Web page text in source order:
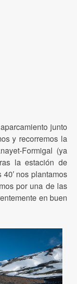
junto
y recorremos la
Formigal (ya
la estación de
nos plantamos
por una de las
en buen